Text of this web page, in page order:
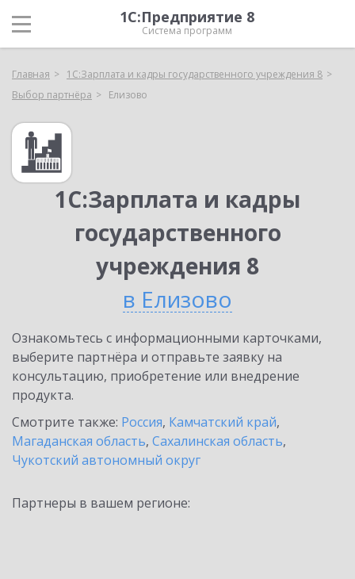
1С:Предприятие 8
Система программ
Главная
1С:Зарплата и кадры государственного учреждения 8
Выбор партнёра
Елизово
1С:Зарплата и кадры
государственного
учреждения 8
в Елизово
Ознакомьтесь с информационными карточками,
выберите партнёра и отправьте заявку на
консультацию, приобретение или внедрение
продукта.
Смотрите также: Россия, Камчатский край,
Магаданская область, Сахалинская область,
Чукотский автономный округ
Партнеры в вашем регионе: